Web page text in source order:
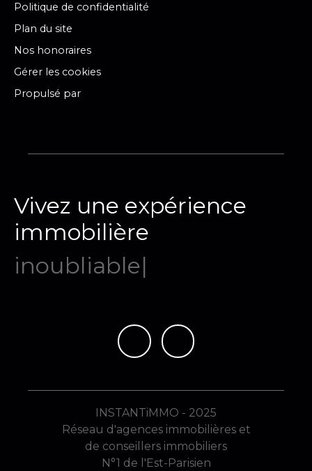
Politique de confidentialité
Plan du site
Nos honoraires
Gérer les cookies
Propulsé par
Vivez une expérience
immobilière
mémor|
INSTANTiMMO - 2025
Réseau d'agences immobilières et
de conseillers immobiliers
N°1 de l'Est-Parisien